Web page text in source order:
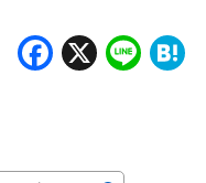
X